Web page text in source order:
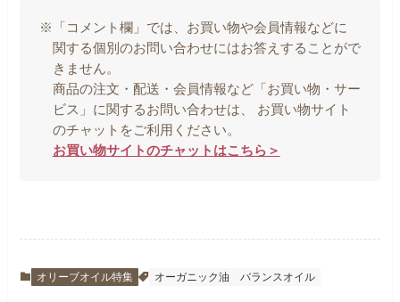
※「コメント欄」では、お買い物や会員情報などに
関する個別のお問い合わせにはお答えすることがで
きません。
商品の注文・配送・会員情報など「お買い物・サー
ビス」に関するお問い合わせは、 お買い物サイト
のチャットをご利用ください。
お買い物サイトのチャットはこちら＞
オリーブオイル特集 オーガニック油 バランスオイル